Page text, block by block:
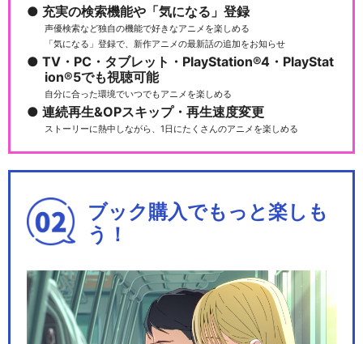
ハイパープロジェクション演
劇「ハイキュー!!」…
ハイパープロジェクション演
劇「ハイキュー!!」…
人形アニメ「ハイキュー!!」
劇場版ハイキュー!! ゴミ捨て
場の決戦
充実の検索機能や「気になる」登録
声優検索など独自の機能で好きなアニメを楽しめる
「気になる」登録で、新作アニメの最新話の追加をお知らせ
TV・PC・タブレット・PlayStation®4・PlayStat
ion®5でも視聴可能
自分に合った環境でいつでもアニメを楽しめる
連続再生&OPスキップ・再生速度変更
ストーリーに熱中しながら、1日にたくさんのアニメを楽しめる
ブック購入でもっと楽しも
う！